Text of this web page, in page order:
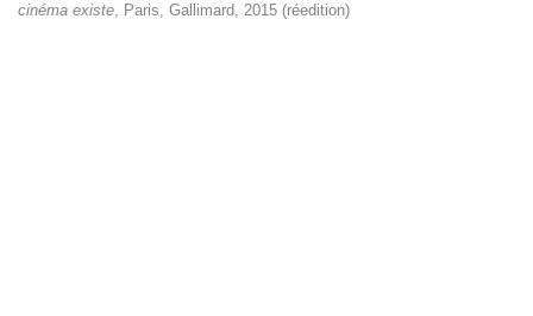
cinéma existe, Paris, Gallimard, 2015 (réedition)